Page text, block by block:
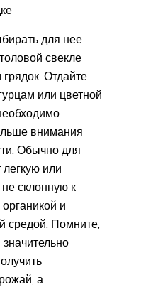
для нее
свекле
Отдайте
или цветной
внимания
Обычно для
или
склонную к
и
средой. Помните,
а